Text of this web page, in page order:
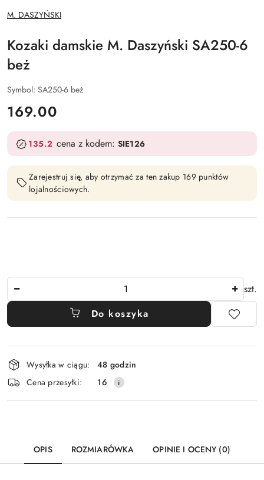
NAZWA
PRODUCENTA:
M. DASZYŃSKI
Kozaki damskie M. Daszyński SA250-6
beż
Symbol: SA250-6 beż
cena:
169.00
135.2 cena z kodem: SIE126
Zarejestruj się, aby otrzymać za ten zakup 169 punktów
lojalnościowych.
szt.
Do koszyka
Dostępność
i
dostawa
Wysyłka w ciągu:
48 godzin
Cena przesyłki:
16
OPIS ROZMIARÓWKA OPINIE I OCENY (0)